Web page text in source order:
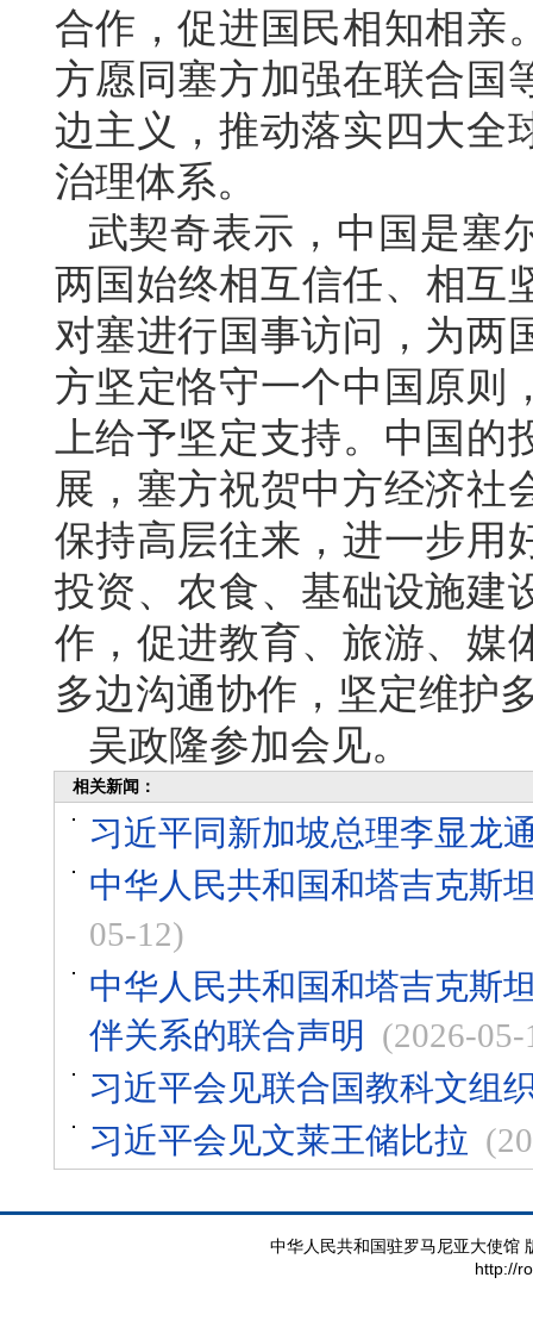
合作，促进国民相知相亲
方愿同塞方加强在联合国
边主义，推动落实四大全
治理体系。
武契奇表示，中国是塞
两国始终相互信任、相互
对塞进行国事访问，为两
方坚定恪守一个中国原则
上给予坚定支持。中国
展，塞方祝贺中方经济社
保持高层往来，进一步用
投资、农食、基础设施建
作，促进教育、旅游、媒
多边沟通协作，坚定维护
吴政隆参加会见。
相关新闻：
习近平同新加坡总理李显龙
中华人民共和国和塔吉克斯
05-12)
中华人民共和国和塔吉克斯
伴关系的联合声明 (2026-05-
习近平会见联合国教科文组
习近平会见文莱王储比拉
中华人民共和国驻罗马尼亚大使馆
http://